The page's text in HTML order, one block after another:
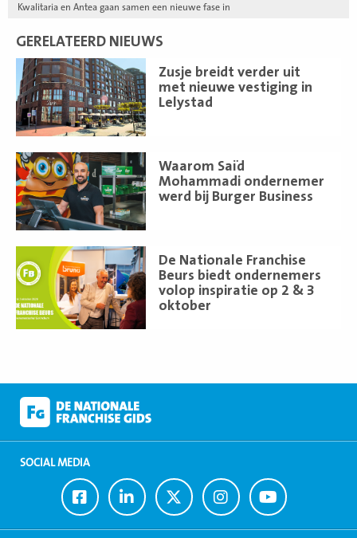
Kwalitaria en Antea gaan samen een nieuwe fase in
GERELATEERD NIEUWS
Zusje breidt verder uit
met nieuwe vestiging in
Lelystad
Lees
meer
Waarom Saïd
Mohammadi ondernemer
werd bij Burger Business
Lees
meer
De Nationale Franchise
Beurs biedt ondernemers
volop inspiratie op 2 & 3
oktober
meer
SOCIAL MEDIA
Ga
naar
Facebook
Ga
naar
LinkedIn
Ga
naar
Twitter
Ga
naar
Instagram
Ga
naar
Youtube